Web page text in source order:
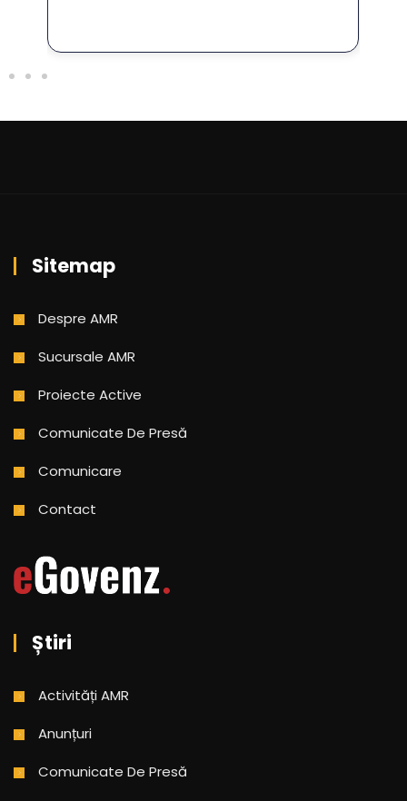
Sitemap
Despre AMR
Sucursale AMR
Proiecte Active
Comunicate De Presă
Comunicare
Contact
Știri
Activități AMR
Anunțuri
Comunicate De Presă